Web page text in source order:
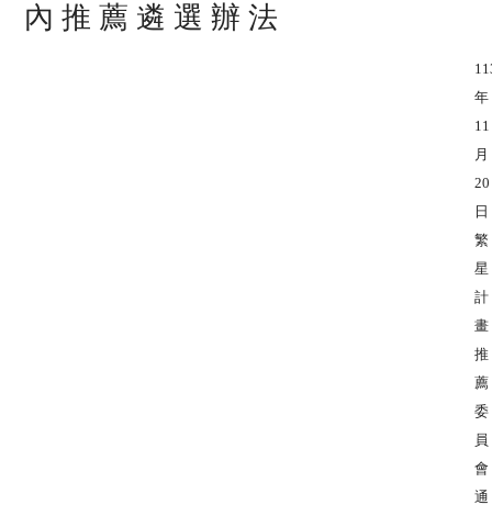
內 推 薦 遴 選 辦 法
年
11
月
20
日
繁
星
計
畫
推
薦
委
員
會
通